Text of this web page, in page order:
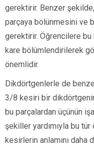
gerektirir. Benzer
parçaya bölünmesini ve
gerektirir. Öğrencilere
kare bölümlendirilerek
önemlidir.
Dikdörtgenlerle de
3/8 kesiri bir
bu parçalardan üçünün
şekiller yardımıyla bu
kesirlerin anlamını